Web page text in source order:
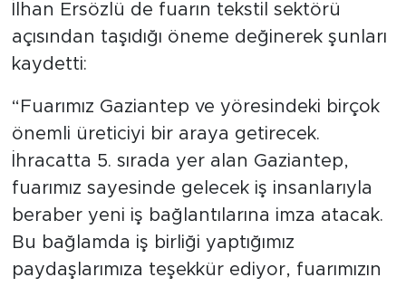
İlhan Ersözlü de fuarın tekstil sektörü
açısından taşıdığı öneme değinerek şunları
kaydetti:
“Fuarımız Gaziantep ve yöresindeki birçok
önemli üreticiyi bir araya getirecek.
İhracatta 5. sırada yer alan Gaziantep,
fuarımız sayesinde gelecek iş insanlarıyla
beraber yeni iş bağlantılarına imza atacak.
Bu bağlamda iş birliği yaptığımız
paydaşlarımıza teşekkür ediyor, fuarımızın